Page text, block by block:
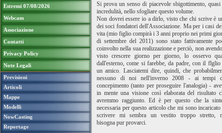
Estremi 07/08/2026
Webcam
Associazione
Contatti
Privacy Policy
Note Legali
Previsioni
Articoli
Mappe
Modelli
NowCasting
Reportage
Si prova un senso di piacevole sbigottimento,
incredulità, nello sfogliare questo volume.
Non dovrei essere io a dirlo, visto che chi scrive è
dei soci fondatori dell'Associazione. Ma per i casi
vita (mio figlio compirà i 3 anni proprio nei primi
di settembre del 2011) sono stato fattivamente
coinvolto nella sua realizzazione e perciò, non
visto crescere giorno per giorno, lo osservo
dall'esterno, come si farebbe, da padre, con il
un amico. Lasciatemi dire, quindi, che
nessuno di noi nell'inverno 2008 - ai tempi
concepimento (tanto per proseguire l'analogia) -
in mente una visione così elaborata del risultato
avremmo raggiunto. Ed è per questo che la
necessaria per questo articolo che mi sono
scrivere mi sembra un vestito troppo stretto,
bisogna pur provarci.